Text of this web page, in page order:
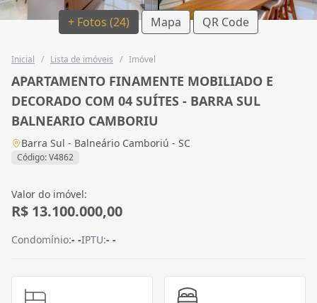
+ Fotos (24) Mapa QR Code
Inicial / Lista de imóveis / Imóvel
APARTAMENTO FINAMENTE MOBILIADO E
DECORADO COM 04 SUÍTES - BARRA SUL
BALNEARIO CAMBORIU
Barra Sul - Balneário Camboriú - SC
Código: V4862
Valor do imóvel:
R$ 13.100.000,00
Condomínio:- -IPTU:- -